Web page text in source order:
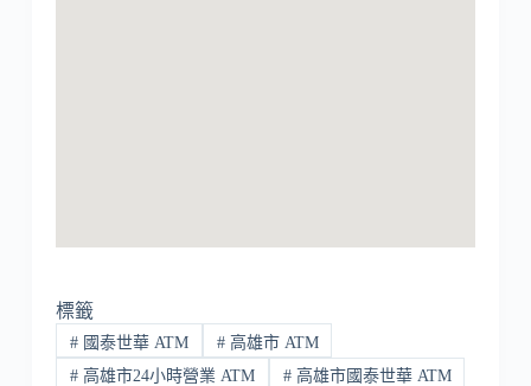
標籤
#國泰世華 ATM #高雄市 ATM
#高雄市24小時營業 ATM #高雄市國泰世華 ATM